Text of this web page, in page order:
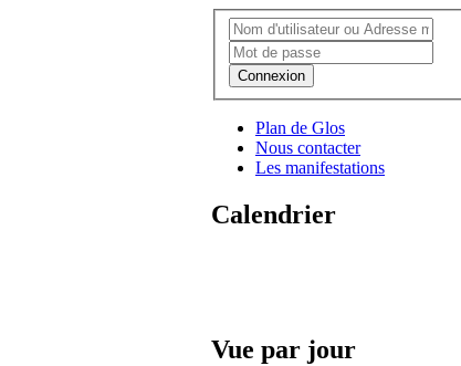
Connexion
Plan de Glos
Nous contacter
Les manifestations
Calendrier
Vue par jour